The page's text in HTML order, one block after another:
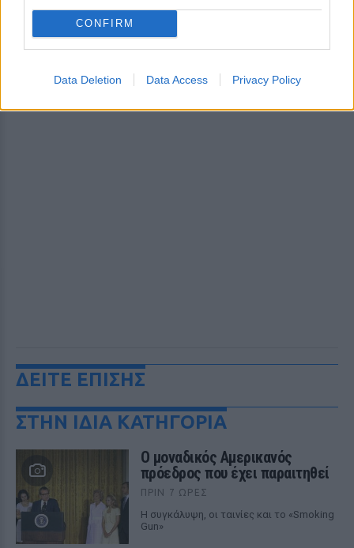
CONFIRM
Data Deletion Data Access Privacy Policy
ΔΕΙΤΕ ΕΠΙΣΗΣ
ΣΤΗΝ ΙΔΙΑ ΚΑΤΗΓΟΡΙΑ
Ο μοναδικός Αμερικανός
πρόεδρος που έχει παραιτηθεί
ΠΡΙΝ 7 ΏΡΕΣ
Η συγκάλυψη, οι ταινίες και το «Smoking
Gun»